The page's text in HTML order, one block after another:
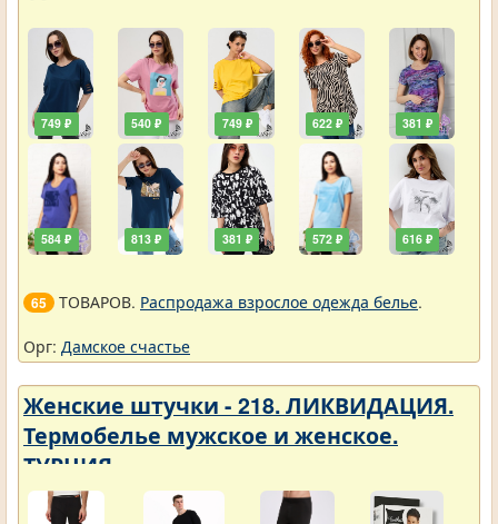
749 ₽
584 ₽
540 ₽
813 ₽
749 ₽
381 ₽
622 ₽
572 ₽
381 ₽
616 ₽
65 ТОВАРОВ. Распродажа взрослое одежда белье.
Орг: Дамское счастье
Женские штучки - 218. ЛИКВИДАЦИЯ.
Термобелье мужское и женское.
ТУРЦИЯ